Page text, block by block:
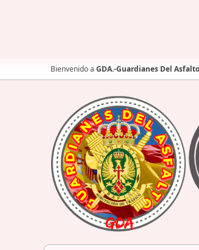
Bienvenido a GDA.-Guardianes Del Asfalto